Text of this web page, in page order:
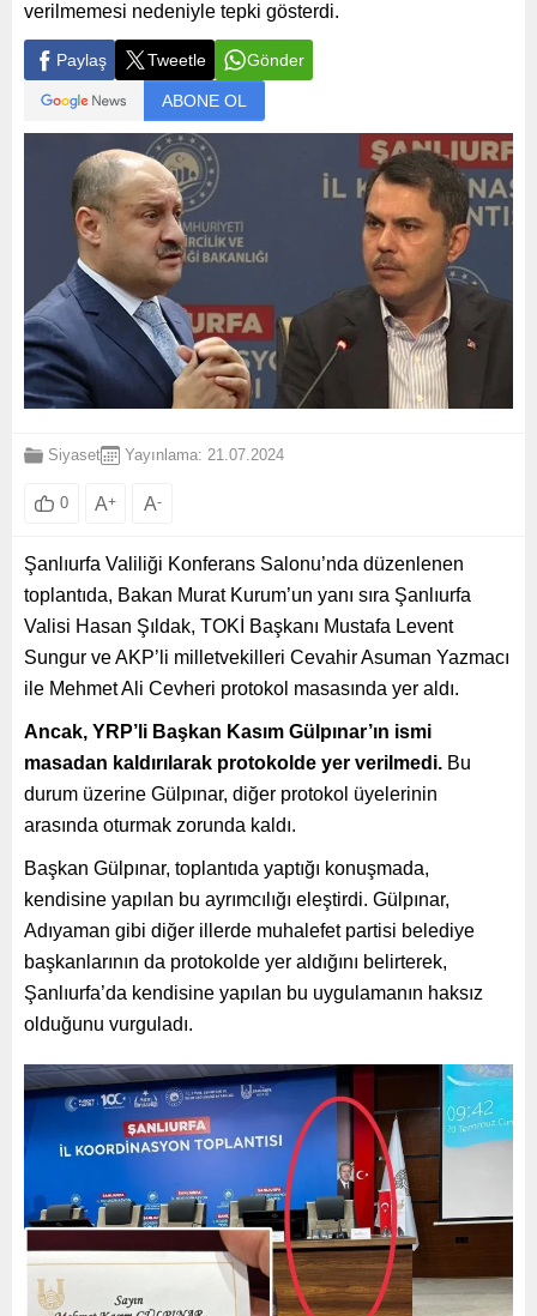
verilmemesi nedeniyle tepki gösterdi.
Paylaş Tweetle Gönder
ABONE OL
Siyaset Yayınlama: 21.07.2024
0 A+ A-
Şanlıurfa Valiliği Konferans Salonu’nda düzenlenen
toplantıda, Bakan Murat Kurum’un yanı sıra Şanlıurfa
Valisi Hasan Şıldak, TOKİ Başkanı Mustafa Levent
Sungur ve AKP’li milletvekilleri Cevahir Asuman Yazmacı
ile Mehmet Ali Cevheri protokol masasında yer aldı.
Ancak, YRP’li Başkan Kasım Gülpınar’ın ismi
masadan kaldırılarak protokolde yer verilmedi. Bu
durum üzerine Gülpınar, diğer protokol üyelerinin
arasında oturmak zorunda kaldı.
Başkan Gülpınar, toplantıda yaptığı konuşmada,
kendisine yapılan bu ayrımcılığı eleştirdi. Gülpınar,
Adıyaman gibi diğer illerde muhalefet partisi belediye
başkanlarının da protokolde yer aldığını belirterek,
Şanlıurfa’da kendisine yapılan bu uygulamanın haksız
olduğunu vurguladı.